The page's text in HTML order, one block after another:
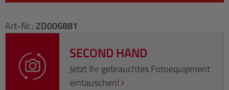
Art-Nr.: ZD006881
SECOND HAND
Jetzt Ihr gebrauchtes Fotoequipment
eintauschen!